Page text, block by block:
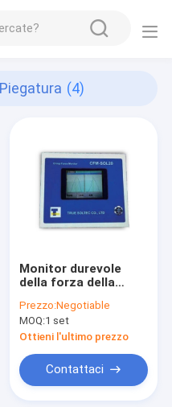
(4)
Monitor durevole
della forza della
di piegatura
terminale dei doppi
canali
Prezzo:Negotiable
MOQ:1 set
Ottieni l'ultimo prezzo
Contattaci